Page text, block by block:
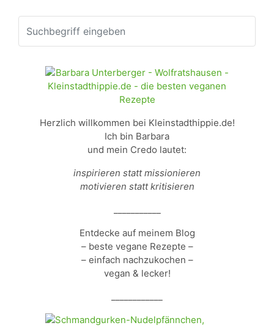
Herzlich willkommen bei Kleinstadthippie.de!
Ich bin Barbara
und mein Credo lautet:
inspirieren statt missionieren
motivieren statt kritisieren
Entdecke auf meinem Blog
– beste vegane Rezepte –
– einfach nachzukochen –
vegan & lecker!